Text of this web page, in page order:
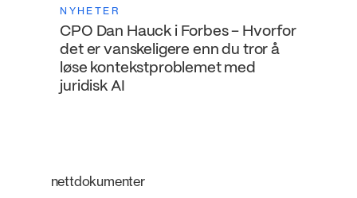
NYHETER
CPO Dan Hauck i Forbes – Hvorfor
det er vanskeligere enn du tror å
løse kontekstproblemet med
juridisk AI
nettdokumenter